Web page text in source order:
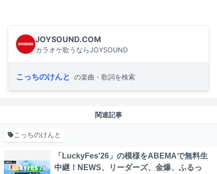
JOYSOUND.COM
カラオケ歌うならJOYSOUND
こっちのけんと の楽曲・歌詞を検索
関連記事
こっちのけんと
「LuckyFes'26」の模様をABEMAで無料生
中継！NEWS、リーダーズ、金爆、ふるっ